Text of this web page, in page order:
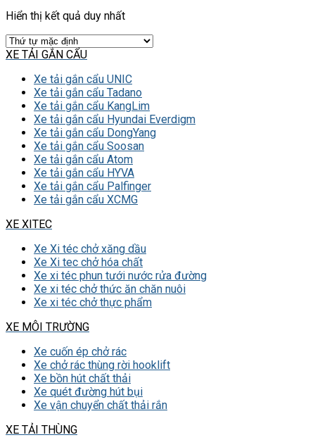
Hiển thị kết quả duy nhất
XE TẢI GẮN CẨU
Xe tải gắn cẩu UNIC
Xe tải gắn cẩu Tadano
Xe tải gắn cẩu KangLim
Xe tải gắn cẩu Hyundai Everdigm
Xe tải gắn cẩu DongYang
Xe tải gắn cẩu Soosan
Xe tải gắn cẩu Atom
Xe tải gắn cẩu HYVA
Xe tải gắn cẩu Palfinger
Xe tải gắn cẩu XCMG
XE XITEC
Xe Xi téc chở xăng dầu
Xe Xi tec chở hóa chất
Xe xi téc phun tưới nước rửa đường
Xe xi téc chở thức ăn chăn nuôi
Xe xi téc chở thực phẩm
XE MÔI TRƯỜNG
Xe cuốn ép chở rác
Xe chở rác thùng rời hooklift
Xe bồn hút chất thải
Xe quét đường hút bụi
Xe vận chuyển chất thải rắn
XE TẢI THÙNG